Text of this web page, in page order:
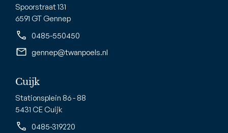
Spoorstraat 131
6591 GT Gennep
0485-550450
gennep@twanpoels.nl
Cuijk
Stationsplein 86 - 88
5431 CE Cuijk
0485-319220